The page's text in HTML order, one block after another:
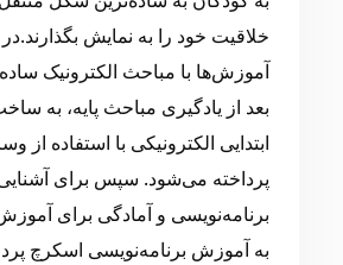
خلاقیت خود را به نمایش بگذارند.در
آموزش‌ها با مباحث الکترونیک
بعد از یادگیری مباحث پایه، به
ابتدایی الکترونیکی با استفاده از
پرداخته می‌شود. سپس برای آشنایی
برنامه‌نویسی و آمادگی برای
به آموزش برنامه‌نویسی اسکرچ